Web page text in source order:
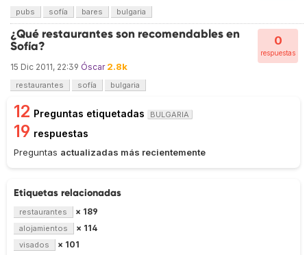
pubs sofía bares bulgaria
0
respuestas
¿Qué restaurantes son recomendables en
Sofía?
15 Dic 2011, 22:39 Óscar 2.8k
restaurantes sofía bulgaria
12 Preguntas etiquetadas BULGARIA
19 respuestas
Preguntas actualizadas más recientemente
Etiquetas relacionadas
restaurantes × 189
alojamientos × 114
visados × 101